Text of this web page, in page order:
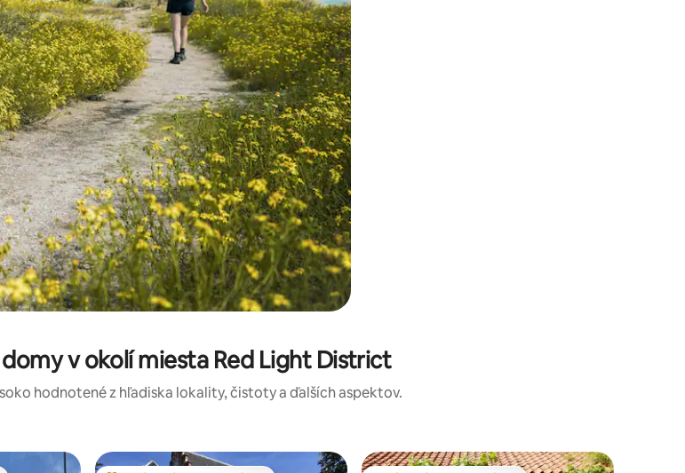
so šípkami nahor a nadol alebo ich preskúmať pomocou dotykových gest či potiahnutia prstom.
v okolí miesta Red Light District
hodnotené z hľadiska lokality, čistoty a ďalších aspektov.